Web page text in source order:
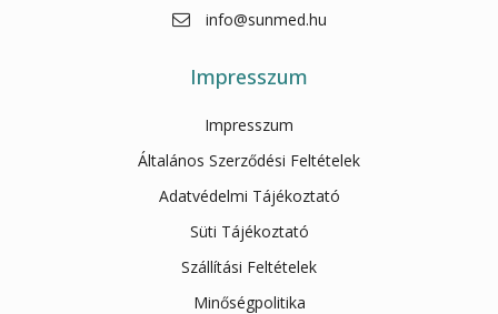
info@sunmed.hu
Impresszum
Impresszum
Általános Szerződési Feltételek
Adatvédelmi Tájékoztató
Süti Tájékoztató
Szállítási Feltételek
Minőségpolitika